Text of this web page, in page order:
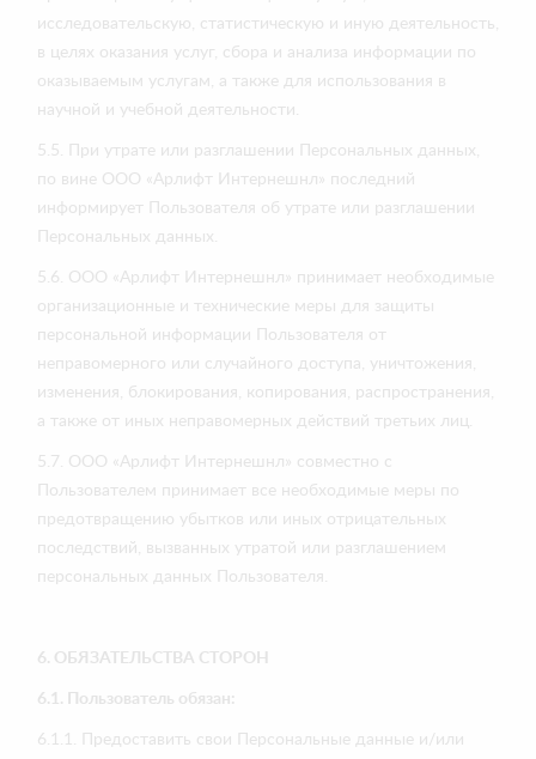
исследовательскую, статистическую и иную деятельность,
в целях оказания услуг, сбора и анализа информации по
оказываемым услугам, а также для использования в
научной и учебной деятельности.
5.5. При утрате или разглашении Персональных данных,
по вине ООО «Арлифт Интернешнл» последний
информирует Пользователя об утрате или разглашении
Персональных данных.
5.6. ООО «Арлифт Интернешнл» принимает необходимые
организационные и технические меры для защиты
персональной информации Пользователя от
неправомерного или случайного доступа, уничтожения,
изменения, блокирования, копирования, распространения,
а также от иных неправомерных действий третьих лиц.
5.7. ООО «Арлифт Интернешнл» совместно с
Пользователем принимает все необходимые меры по
предотвращению убытков или иных отрицательных
последствий, вызванных утратой или разглашением
персональных данных Пользователя.
6. ОБЯЗАТЕЛЬСТВА СТОРОН
6.1. Пользователь обязан:
6.1.1. Предоставить свои Персональные данные и/или